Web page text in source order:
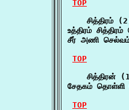
TOP
சித்திரம்
உத்திரம்
சீர் அணி
TOP
சித்திரன்
சேதகம்
TOP